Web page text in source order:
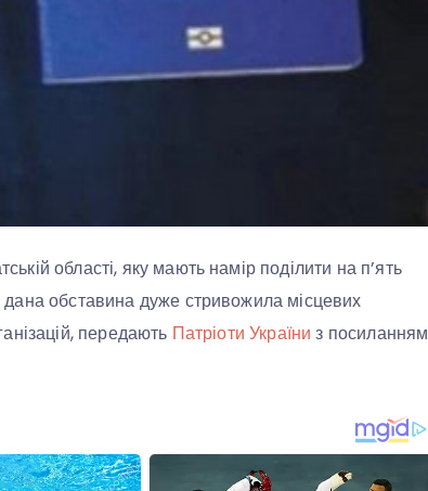
області, яку мають намір поділити на п’ять
обставина дуже стривожила місцевих
передають Патріоти України з посиланням